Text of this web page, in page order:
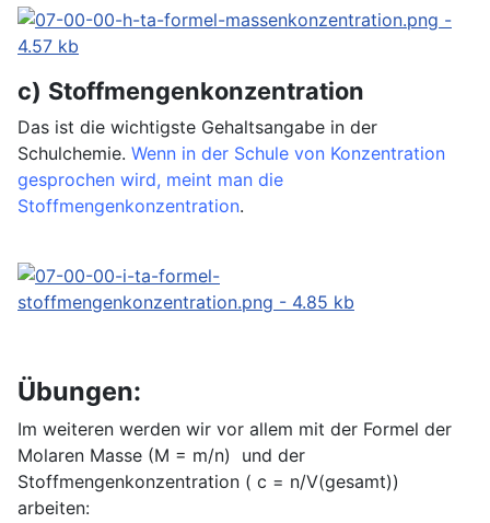
c) Stoffmengenkonzentration
Das ist die wichtigste Gehaltsangabe in der
Schulchemie. Wenn in der Schule von Konzentration
gesprochen wird, meint man die
Stoffmengenkonzentration.
Übungen:
Im weiteren werden wir vor allem mit der Formel der
Molaren Masse (M = m/n) und der
Stoffmengenkonzentration ( c = n/V(gesamt))
arbeiten: